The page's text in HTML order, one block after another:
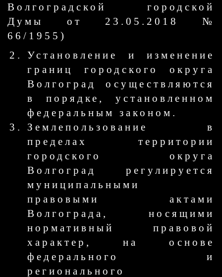
Волгоградской городской
Думы от 23.05.2018 №
66/1955)
Установление и изменение
границ городского округа
Волгоград осуществляются
в порядке, установленном
федеральным законом.
Землепользование в
пределах территории
городского округа
Волгоград регулируется
муниципальными
правовыми актами
Волгограда, носящими
нормативный правовой
характер, на основе
федерального и
регионального